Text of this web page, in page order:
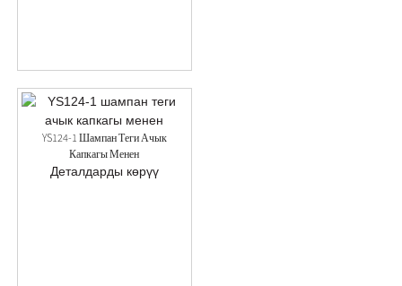
YS124-1 Шампан Теги Ачык
Капкагы Менен
Деталдарды көрүү